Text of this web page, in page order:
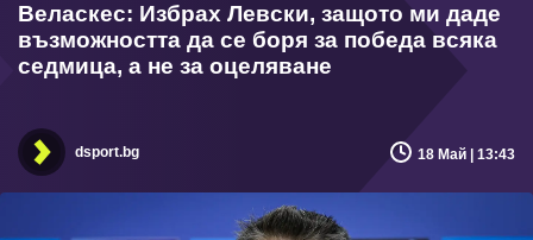
Веласкес: Избрах Левски, защото ми даде
възможността да се боря за победа всяка
седмица, а не за оцеляване
dsport.bg 18 Май | 13:43